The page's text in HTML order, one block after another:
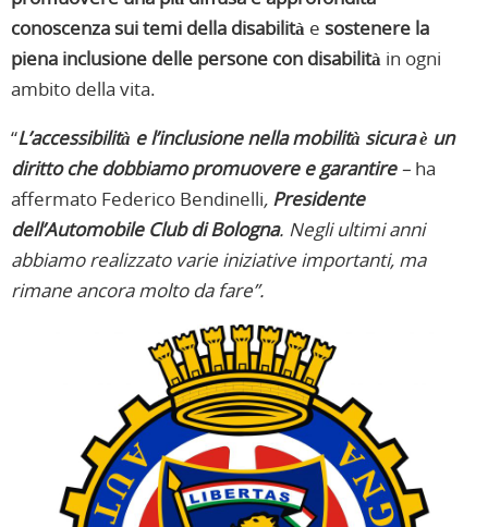
conoscenza sui temi della disabilità e sostenere la
piena inclusione delle persone con disabilità in ogni
ambito della vita.
“L’accessibilità e l’inclusione nella mobilità sicura è un
diritto che dobbiamo promuovere e garantire– ha
affermato Federico Bendinelli, Presidente
dell’Automobile Club di Bologna. Negli ultimi anni
abbiamo realizzato varie iniziative importanti, ma
rimane ancora molto da fare”.